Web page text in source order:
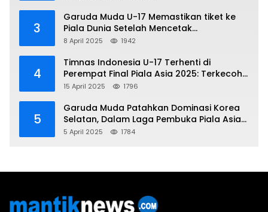
3
Garuda Muda U-17 Memastikan tiket ke
Piala Dunia Setelah Mencetak
Kemenangan Gemilang atas Yaman 4-1 di
8 April 2025 1942
4
Timnas Indonesia U-17 Terhenti di
Perempat Final Piala Asia 2025: Terkecoh
Korea Utara
15 April 2025 1796
5
Garuda Muda Patahkan Dominasi Korea
Selatan, Dalam Laga Pembuka Piala Asia
2025 U-17
5 April 2025 1784